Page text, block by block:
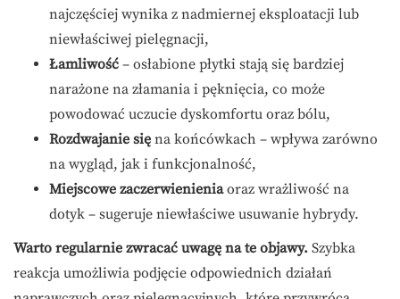
najczęściej wynika z nadmiernej eksploatacji lub
niewłaściwej pielęgnacji,
Łamliwość – osłabione płytki stają się bardziej
narażone na złamania i pęknięcia, co może
powodować uczucie dyskomfortu oraz bólu,
Rozdwajanie się na końcówkach – wpływa zarówno
na wygląd, jak i funkcjonalność,
Miejscowe zaczerwienieniaoraz wrażliwość na
dotyk – sugeruje niewłaściwe usuwanie hybrydy.
Warto regularnie zwracać uwagę na te objawy. Szybka
reakcja umożliwia podjęcie odpowiednich działań